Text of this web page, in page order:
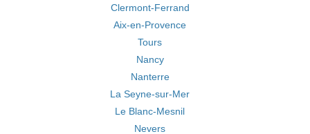
Clermont-Ferrand
Aix-en-Provence
Tours
Nancy
Nanterre
La Seyne-sur-Mer
Le Blanc-Mesnil
Nevers